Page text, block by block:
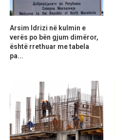
Arsim Idrizi në kulmin e
verës po bën gjum dimëror,
është rrethuar me tabela
pa...